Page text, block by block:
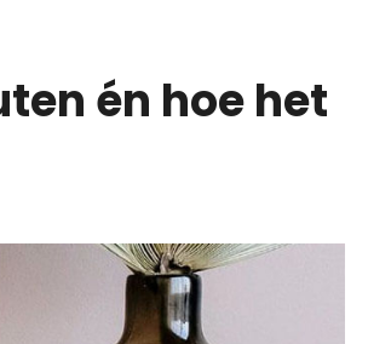
én hoe het